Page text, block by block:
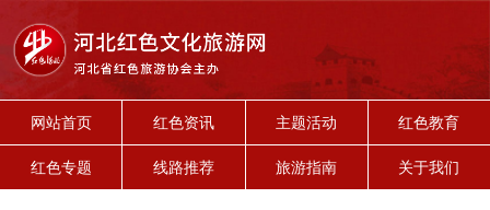
网站首页 红色资讯 主题活动 红色教育
红色专题 线路推荐 旅游指南 关于我们